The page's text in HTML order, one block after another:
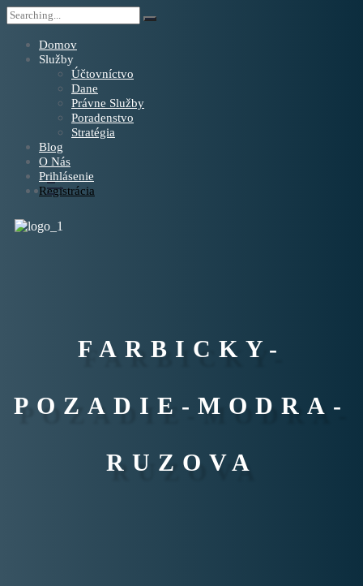
Domov
Služby
Účtovníctvo
Dane
Právne Služby
Poradenstvo
Stratégia
Blog
O Nás
Prihlásenie
Registrácia
FARBICKY-
POZADIE-MODRA-
RUZOVA